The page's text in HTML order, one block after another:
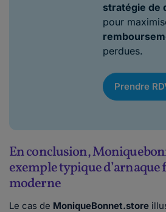
stratégie de
pour
perdues.
Prendre
En conclusion,
exemple typique
moderne
Le cas de MoniqueBonnet.store